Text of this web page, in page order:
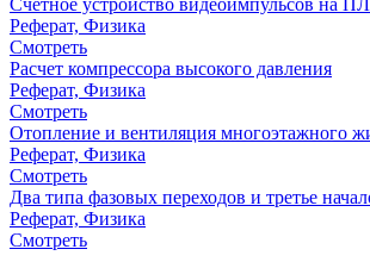
Реферат, Физика
Смотреть
Расчет компрессора высокого давления
Реферат, Физика
Смотреть
Отопление и вентиляция многоэтажного
Реферат, Физика
Смотреть
Два типа фазовых переходов и третье
Реферат, Физика
Смотреть